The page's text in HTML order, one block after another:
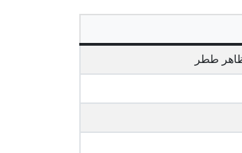
ططر